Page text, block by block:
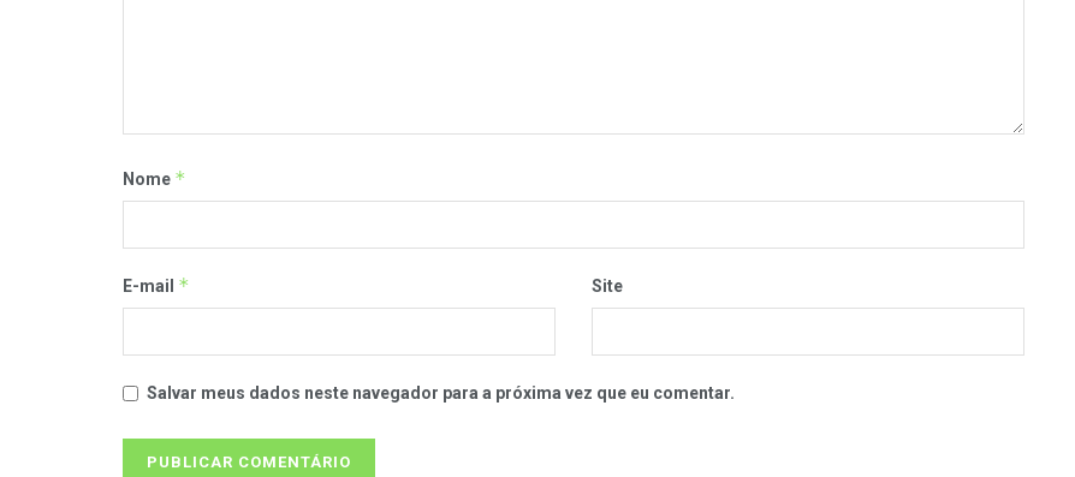
Nome *
E-mail * Site
Salvar meus dados neste navegador para a próxima vez que eu comentar.